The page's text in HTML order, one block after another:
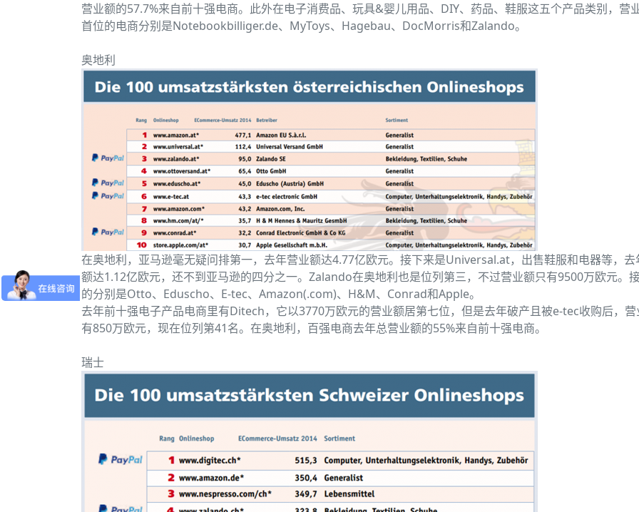
营业额的57.7%来自前十强电商。此外在电子消费品、玩具&婴儿用品、DIY、药品、鞋服这五个产品类别，营
首位的电商分别是Notebookbilliger.de、MyToys、Hagebau、DocMorris和Zalando。
奥地利
在奥地利，亚马逊毫无疑问排第一，去年营业额达4.77亿欧元。接下来是Universal.at，出售鞋服和电器等，去
额达1.12亿欧元，还不到亚马逊的四分之一。Zalando在奥地利也是位列第三，不过营业额只有9500万欧元。
的分别是Otto、Eduscho、E-tec、Amazon(.com)、H&M、Conrad和Apple。
去年前十强电子产品电商里有Ditech，它以3770万欧元的营业额居第七位，但是去年破产且被e-tec收购后，营
有850万欧元，现在位列第41名。在奥地利，百强电商去年总营业额的55%来自前十强电商。
瑞士